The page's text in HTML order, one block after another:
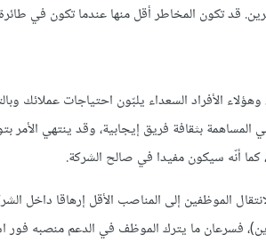
قد تكون المخاطر أقل منها عندما تكون في طائرة
الأفراد السعداء يلبّون احتياجات عملائك
بثقافة فريق إيجابية، وقد ينتهي الأمر
أنّه سيكون مفيدا في صالح الشركة.
فسرعان ما يترك الموظف في الدعم منصبه فور